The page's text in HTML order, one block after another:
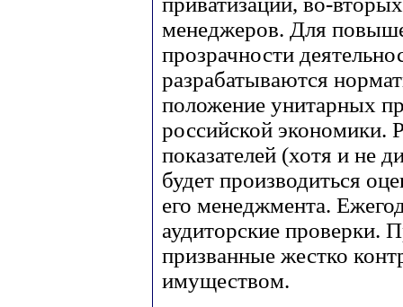
менеджеров. Для
прозрачности
разрабатываются
положение унитарных
российской экономики.
показателей (хотя и не
будет производиться
его менеджмента.
аудиторские проверки.
призванные жестко
имуществом.